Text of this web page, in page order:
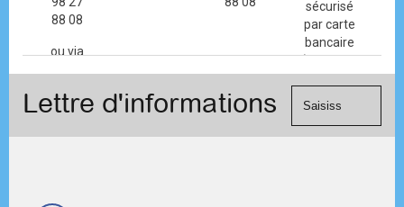
88 08
ou via
de
sécurisé
par carte
bancaire
(Mastercard,
Visa, ...) et
Lettre d'informations